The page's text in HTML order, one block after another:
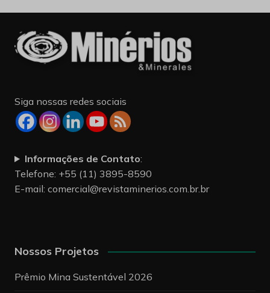
Siga nossas redes sociais
Informações de Contato:
Telefone: +55 (11) 3895-8590
E-mail: comercial@revistaminerios.com.br.br
Nossos Projetos
Prêmio Mina Sustentável 2026